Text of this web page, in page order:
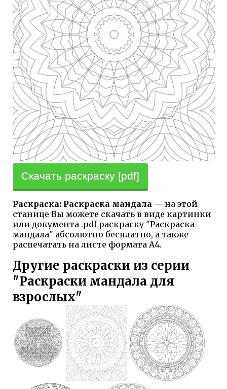
Скачать раскраску [pdf]
Раскраска: Раскраска мандала — на этой
станице Вы можете скачать в виде картинки
или документа .pdf раскраску "Раскраска
мандала" абсолютно бесплатно, а также
распечатать на листе формата А4.
Другие раскраски из серии
"Раскраски мандала для
взрослых"